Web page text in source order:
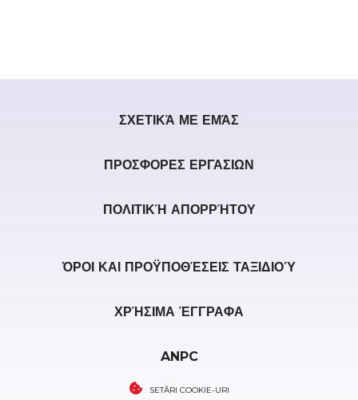
ΣΧΕΤΙΚΆ ΜΕ ΕΜΆΣ
ΠΡΟΣΦΟΡΕΣ ΕΡΓΑΣΙΩΝ
ΠΟΛΙΤΙΚΉ ΑΠΟΡΡΉΤΟΥ
ΌΡΟΙ ΚΑΙ ΠΡΟΫΠΟΘΈΣΕΙΣ ΤΑΞΙΔΙΟΎ
ΧΡΉΣΙΜΑ ΈΓΓΡΑΦΑ
ANPC
SETĂRI COOKIE-URI